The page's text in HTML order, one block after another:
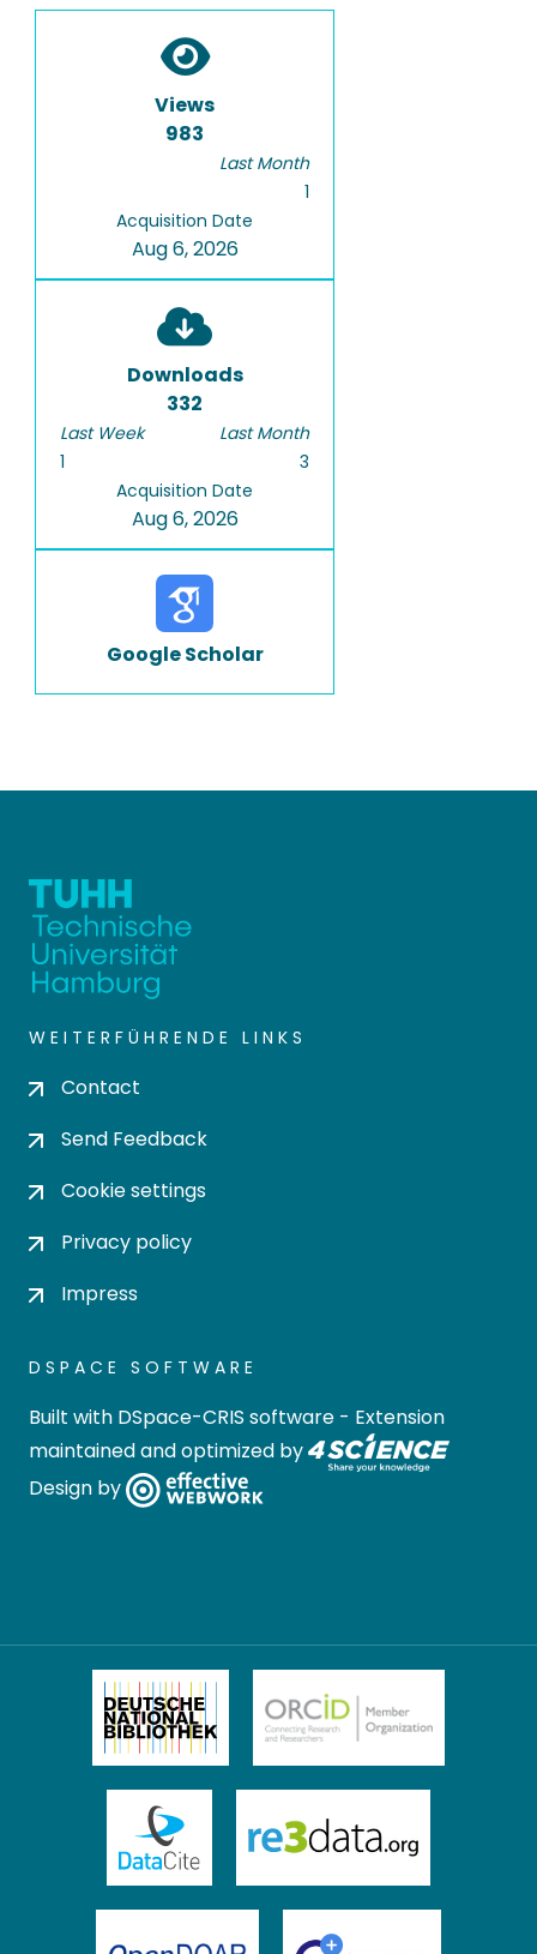
Views
983
Last Month
1
Acquisition Date
Aug 6, 2026
Downloads
332
Last Week
1
Last Month
3
Acquisition Date
Aug 6, 2026
Google Scholar
WEITERFÜHRENDE LINKS
Contact
Send Feedback
Cookie settings
Privacy policy
Impress
DSPACE SOFTWARE
Built with DSpace-CRIS software - Extension
maintained and optimized by
Design by